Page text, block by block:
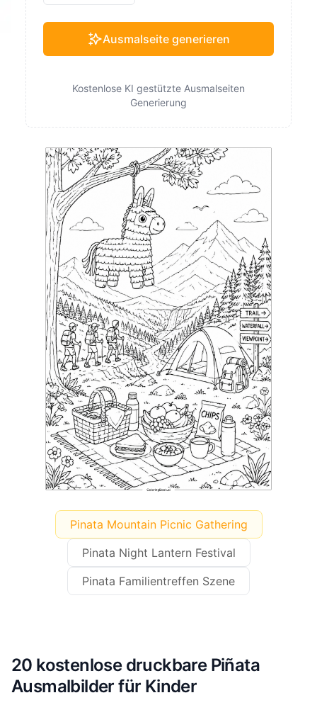
Pinata Mountain Picnic Gathering
Pinata Night Lantern Festival
Pinata Familientreffen Szene
Ausmalseite generieren
Kostenlose KI gestützte Ausmalseiten
Generierung
20 kostenlose druckbare Piñata
Ausmalbilder für Kinder